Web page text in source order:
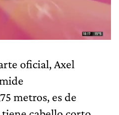
oficial, Axel
metros, es de